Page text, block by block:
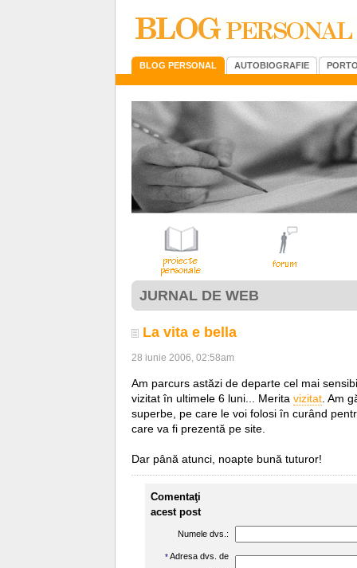
BLOG PERSONAL AUTOBIOGRAFIE
JURNAL DE WEB
La vita e bella
28 iunie 2006, 02:58am
Am parcurs astăzi de departe cel mai
vizitat în ultimele 6 luni... Merita vizitat . Am
superbe, pe care le voi folosi în curând
care va fi prezentă pe site.
Dar până atunci, noapte bună tuturor!
Comentaţi
acest post
Numele dvs.:
*Adresa dvs. de